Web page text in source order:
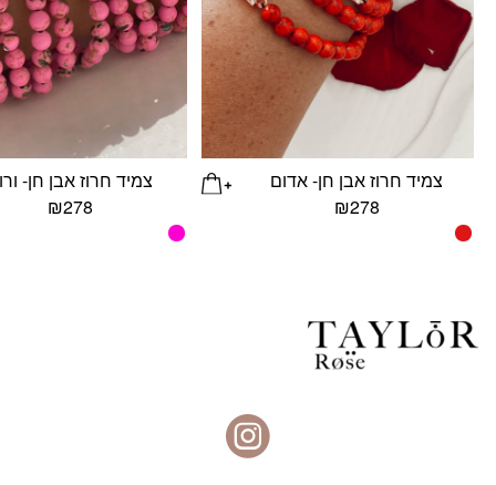
צמיד חרוז אבן חן- אדום
₪278
צמיד חרוז אבן חן-
₪278